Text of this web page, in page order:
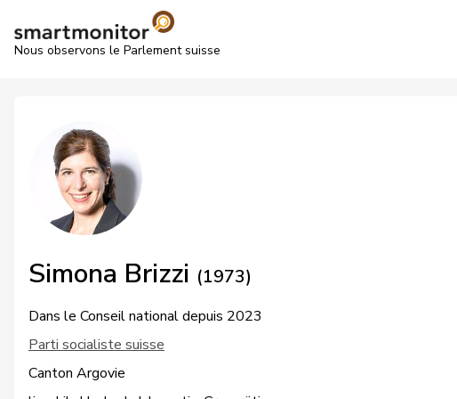
Nous observons le Parlement suisse
Simona Brizzi (1973)
Dans le Conseil national depuis 2023
Parti socialiste suisse
Canton Argovie